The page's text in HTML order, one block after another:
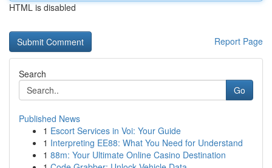
HTML is disabled
Report Page
Search
Go
Published News
1 Escort Services in Voi: Your Guide
1 Interpreting EE88: What You Need for Understand
1 88m: Your Ultimate Online Casino Destination